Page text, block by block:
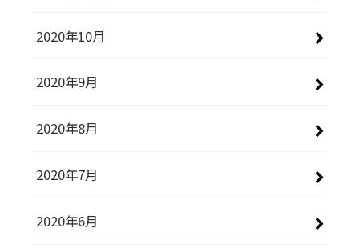
2020年10月
2020年9月
2020年8月
2020年7月
2020年6月